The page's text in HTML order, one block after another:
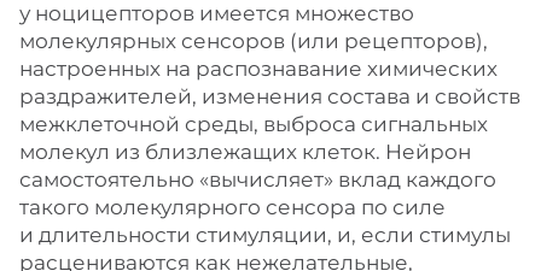
у ноцицепторов имеется множество
молекулярных сенсоров (или рецепторов),
настроенных на распознавание химических
раздражителей, изменения состава и свойств
межклеточной среды, выброса сигнальных
молекул из близлежащих клеток. Нейрон
самостоятельно «вычисляет» вклад каждого
такого молекулярного сенсора по силе
и длительности стимуляции, и, если стимулы
расцениваются как нежелательные,